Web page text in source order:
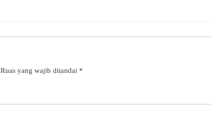
Ruas yang wajib ditandai *